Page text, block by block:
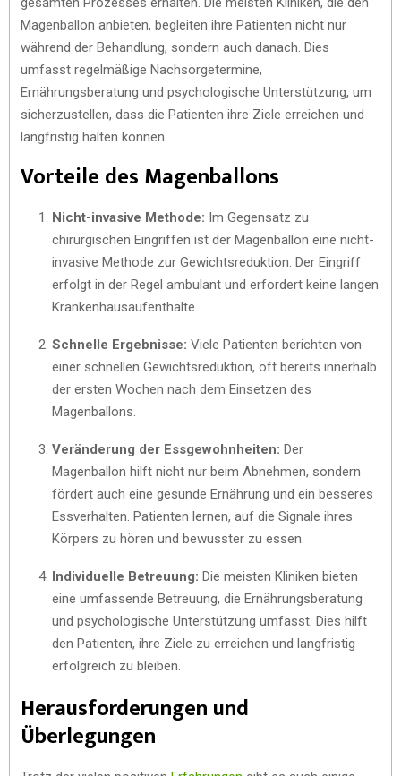
Magenballon anbieten, begleiten ihre Patienten nicht nur
während der Behandlung, sondern auch danach. Dies
umfasst regelmäßige Nachsorgetermine,
Ernährungsberatung und psychologische Unterstützung, um
sicherzustellen, dass die Patienten ihre Ziele erreichen und
langfristig halten können.
Vorteile des Magenballons
Nicht-invasive Methode: Im Gegensatz zu
chirurgischen Eingriffen ist der Magenballon eine nicht-
invasive Methode zur Gewichtsreduktion. Der Eingriff
erfolgt in der Regel ambulant und erfordert keine langen
Krankenhausaufenthalte.
Schnelle Ergebnisse: Viele Patienten berichten von
einer schnellen Gewichtsreduktion, oft bereits innerhalb
der ersten Wochen nach dem Einsetzen des
Magenballons.
Veränderung der Essgewohnheiten: Der
Magenballon hilft nicht nur beim Abnehmen, sondern
fördert auch eine gesunde Ernährung und ein besseres
Essverhalten. Patienten lernen, auf die Signale ihres
Körpers zu hören und bewusster zu essen.
Individuelle Betreuung: Die meisten Kliniken bieten
eine umfassende Betreuung, die Ernährungsberatung
und psychologische Unterstützung umfasst. Dies hilft
den Patienten, ihre Ziele zu erreichen und langfristig
erfolgreich zu bleiben.
Herausforderungen und
Überlegungen